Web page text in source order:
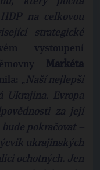
na celkovou
strategické
vystoupení
Markéta
„ Naší nejlepší
Ukrajina. Evropa
za její
pokračovat –
ukrajinských
ochotných. Jen